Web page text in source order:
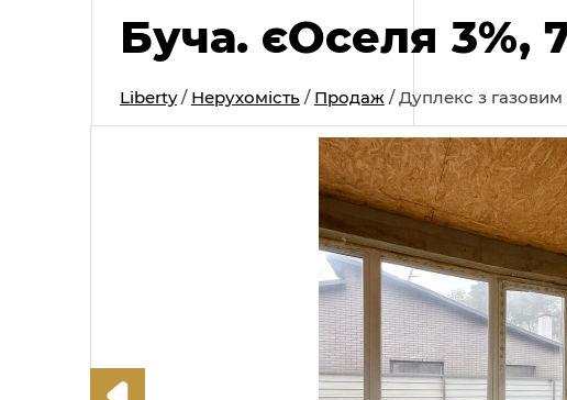
Буча. єОселя 3%,
Liberty/ Нерухомість/ Продаж/Дуплекс з